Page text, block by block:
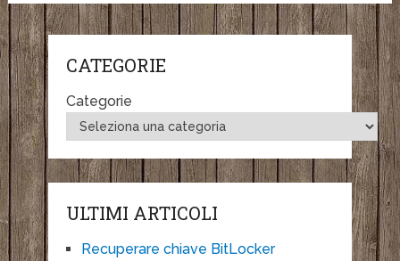
CATEGORIE
Categorie
ULTIMI ARTICOLI
Recuperare chiave BitLocker